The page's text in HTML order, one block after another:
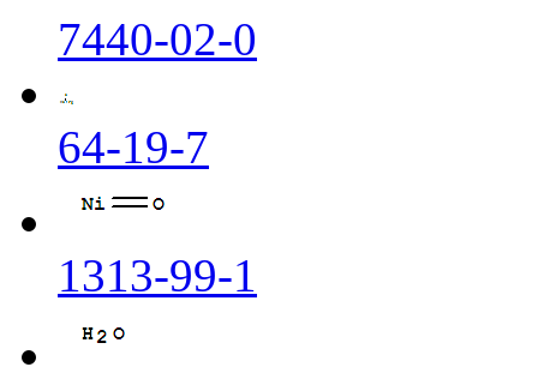
7440-02-0
64-19-7
1313-99-1